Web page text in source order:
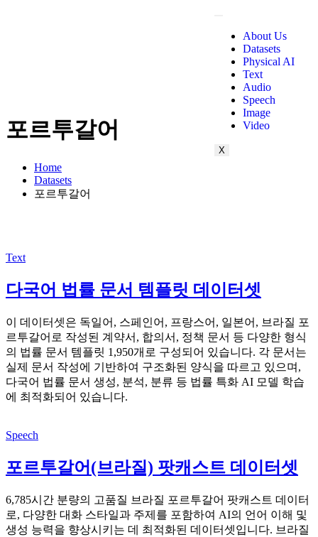
About Us
Datasets
Physical AI
Text
Audio
Speech
Image
Video
X
포르투갈어
Home
Datasets
포르투갈어
Text
다국어 법률 문서 템플릿 데이터셋
이 데이터셋은 독일어, 스페인어, 프랑스어, 일본어, 브라질 포
르투갈어로 작성된 계약서, 합의서, 정책 문서 등 다양한 형식
의 법률 문서 템플릿 1,950개로 구성되어 있습니다. 각 문서는
실제 문서 작성에 기반하여 구조화된 양식을 따르고 있으며,
다국어 법률 문서 생성, 분석, 분류 등 법률 특화 AI 모델 학습
에 최적화되어 있습니다.
Speech
포르투갈어(브라질) 팟캐스트 데이터셋
6,785시간 분량의 고품질 브라질 포르투갈어 팟캐스트 데이터
로, 다양한 대화 스타일과 주제를 포함하여 AI의 언어 이해 및
생성 능력을 향상시키는 데 최적화된 데이터셋입니다. 브라질